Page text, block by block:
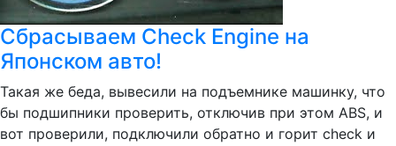
Сбрасываем Check Engine на
Японском авто!
Такая же беда, вывесили на подъемнике машинку, что
бы подшипники проверить, отключив при этом ABS, и
вот проверили, подключили обратно и горит check и